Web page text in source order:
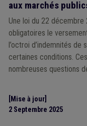
aux marchés
Une loi du 22 décembre
obligatoires le
l’octroi d’indemnités de
certaines conditions.
nombreuses questions
susceptible d’être mise
[Mise à jour]
2 Septembre 2025